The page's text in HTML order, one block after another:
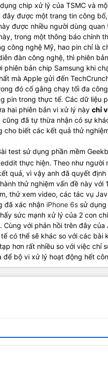
chip xử lý của TSMC và
đây được một trang tin công
được nhiều người dùng quan
trong một thông báo chính
công nghệ Mỹ, hao pin chỉ là
đàn công nghệ, thì phiên
phiên bản chip Samsung khi
mà Apple gửi đến
đó cố gắng chạy tối đa
pin trong thực tế. Các dữ liệu
hai phiên bản vi xử lý này chỉ
cũng đã tự thừa nhận có sự
cho biết các kết quả thử
test sử dụng phần mềm
thực hiện. Theo như người
quả, vì vậy anh đã quyết
thử nghiệm vấn đề này với
thử xem video, các tác vụ
đã xác nhận iPhone 6s sử
sức mạnh xử lý của 2 con
với phản hồi trên đây của
có thể sẽ khác so với các bài
hơn rất nhiều so với việc chỉ
để bộ vi xử lý hoạt động hết